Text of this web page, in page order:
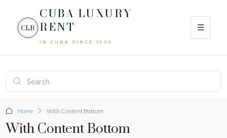
CLR
CUBA LUXURY
RENT
IN CUBA SINCE 2000
☰
Home With Content Bottom
With Content Bottom